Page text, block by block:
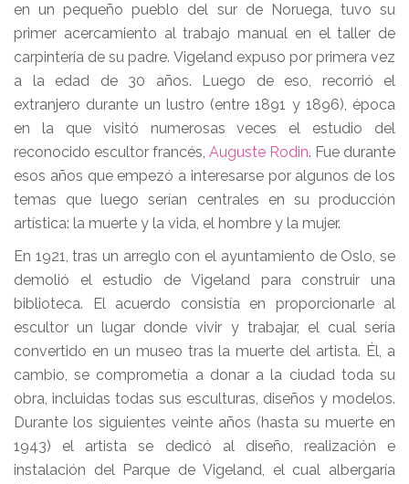
en un pequeño pueblo del sur de Noruega, tuvo su
primer acercamiento al trabajo manual en el taller de
carpintería de su padre. Vigeland expuso por primera vez
a la edad de 30 años. Luego de eso, recorrió el
extranjero durante un lustro (entre 1891 y 1896), época
en la que visitó numerosas veces el estudio del
reconocido escultor francés, Auguste Rodin. Fue durante
esos años que empezó a interesarse por algunos de los
temas que luego serían centrales en su producción
artística: la muerte y la vida, el hombre y la mujer.
En 1921, tras un arreglo con el ayuntamiento de Oslo, se
demolió el estudio de Vigeland para construir una
biblioteca. El acuerdo consistía en proporcionarle al
escultor un lugar donde vivir y trabajar, el cual sería
convertido en un museo tras la muerte del artista. Él, a
cambio, se comprometía a donar a la ciudad toda su
obra, incluidas todas sus esculturas, diseños y modelos.
Durante los siguientes veinte años (hasta su muerte en
1943) el artista se dedicó al diseño, realización e
instalación del Parque de Vigeland, el cual albergaría